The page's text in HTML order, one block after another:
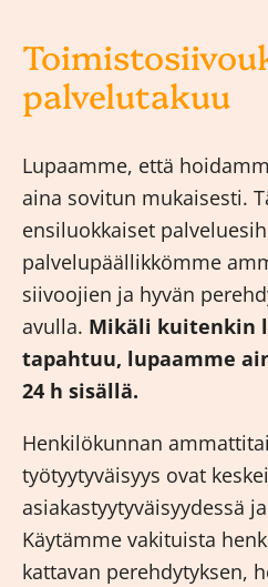
palvelutakuu
Lupaamme, että
aina sovitun mukaisesti.
ensiluokkaiset
palvelupäällikkömme
siivoojien ja hyvän
avulla. Mikäli kuitenkin
tapahtuu, lupaamme
24 h sisällä.
Henkilökunnan
työtyytyväisyys ovat
asiakastyytyväisyydessä
Käytämme vakituista
kattavan perehdytyksen,